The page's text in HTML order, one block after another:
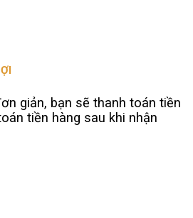
giản, bạn sẽ thanh toán tiền
tiền hàng sau khi nhận